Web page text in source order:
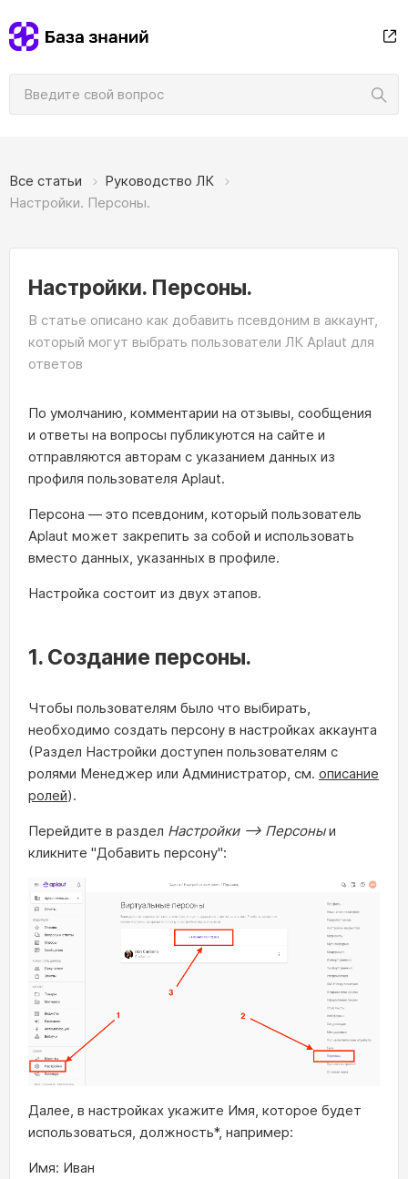
Все статьи
Руководство ЛК
Настройки. Персоны.
Настройки. Персоны.
В статье описано как добавить псевдоним в аккаунт,
который могут выбрать пользователи ЛК Aplaut для
ответов
По умолчанию, комментарии на отзывы, сообщения
и ответы на вопросы публикуются на сайте и
отправляются авторам с указанием данных из
профиля пользователя Aplaut.
Персона — это псевдоним, который пользователь
Aplaut может закрепить за собой и использовать
вместо данных, указанных в профиле.
Настройка состоит из двух этапов.
1. Создание персоны.
Чтобы пользователям было что выбирать,
необходимо создать персону в настройках аккаунта
(Раздел Настройки доступен пользователям с
ролями Менеджер или Администратор, см. описание
ролей).
Перейдите в раздел Настройки —> Персоныи
кликните "Добавить персону":
Далее, в настройках укажите Имя, которое будет
использоваться, должность*, например:
Имя: Иван